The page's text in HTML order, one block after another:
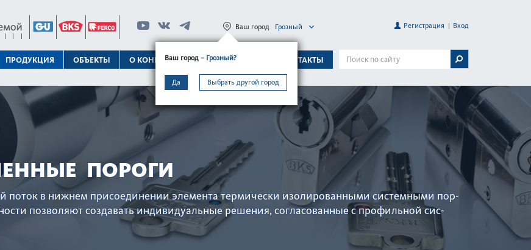
ПРОДУКЦИЯ ОБЪЕКТЫ О КОНЦЕРНЕ ТЕХПОДДЕРЖКА КОНТАКТЫ
Ваш город – Грозный?
Да Выбрать другой город
Ваш город Грозный Регистрация Вход
ПОРОГИ
поток в нижнем присо­единении элемента термически изолированными сис­темными пор­
позв­оляют созд­авать индив­идуальные решения, согласованные с профильной сис­